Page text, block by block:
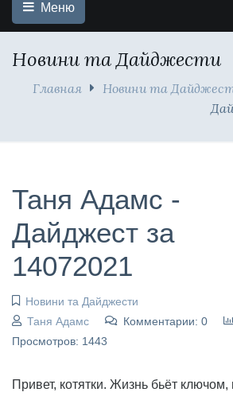
Меню
Новини та Дайджести
Главная Новини та
Таня Адамс -
Дайджест за
14072021
Новини та Дайджести
Таня Адамс
Комментарии: 0
Просмотров: 1443
Привет, котятки. Жизнь бьёт